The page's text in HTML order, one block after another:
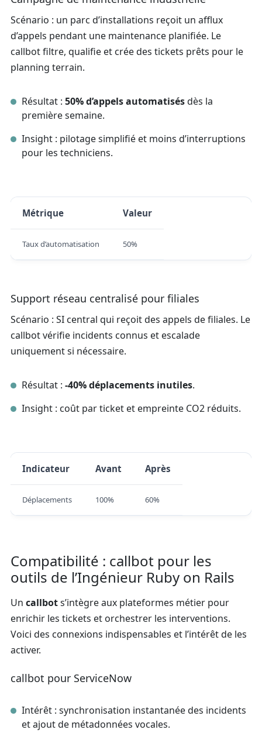
Scénario : un parc d’installations reçoit un afflux
d’appels pendant une maintenance planifiée. Le
callbot filtre, qualifie et crée des tickets prêts pour le
planning terrain.
Résultat :50% d’appels automatisésdès la
première semaine.
Insight : pilotage simplifié et moins d’interruptions
pour les techniciens.
Métrique Valeur
Taux d’automatisation 50%
Support réseau centralisé pour filiales
Scénario : SI central qui reçoit des appels de filiales. Le
callbot vérifie incidents connus et escalade
uniquement si nécessaire.
Résultat :-40% déplacements inutiles.
Insight : coût par ticket et empreinte CO2 réduits.
Indicateur Avant Après
Déplacements 100% 60%
Compatibilité : callbot pour les
outils de l’Ingénieur Ruby on Rails
Un callbots’intègre aux plateformes métier pour
enrichir les tickets et orchestrer les interventions.
Voici des connexions indispensables et l’intérêt de les
activer.
callbot pour ServiceNow
Intérêt : synchronisation instantanée des incidents
et ajout de métadonnées vocales.